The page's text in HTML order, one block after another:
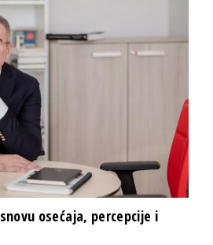
osećaja, percepcije i